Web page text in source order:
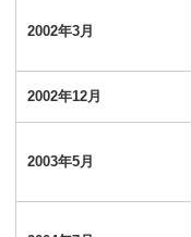
2002年3月
2002年12月
2003年5月